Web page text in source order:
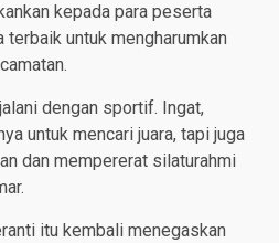
kepada para peserta
terbaik untuk mengharumkan
dengan sportif. Ingat,
untuk mencari juara, tapi juga
dan mempererat silaturahmi
itu kembali menegaskan